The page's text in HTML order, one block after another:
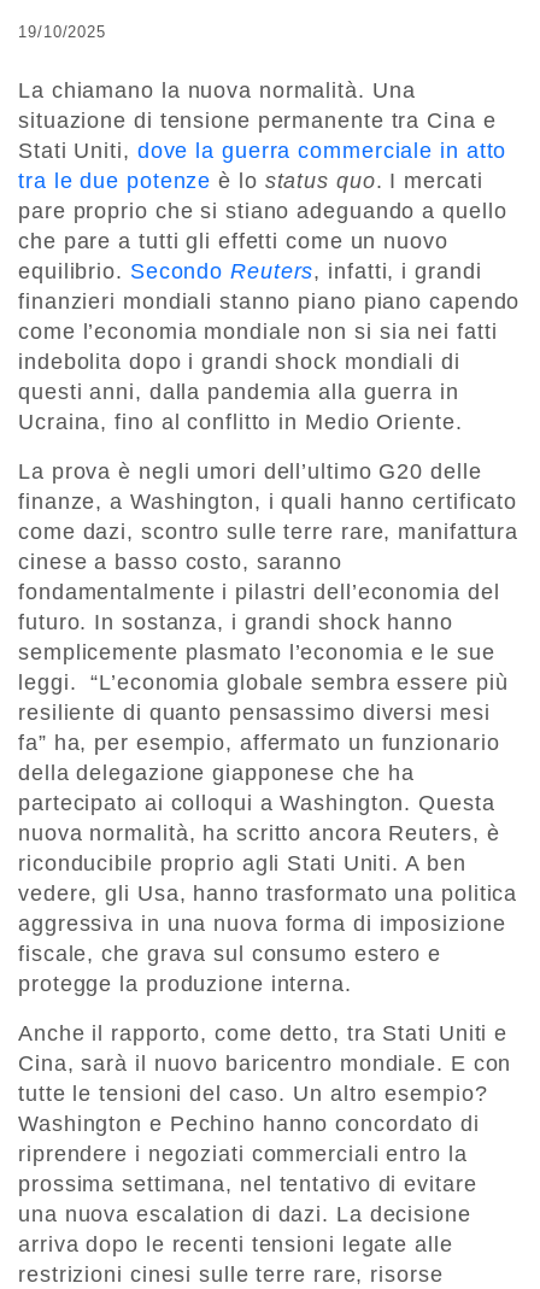
19/10/2025
La chiamano la nuova normalità. Una
situazione di tensione permanente tra Cina e
Stati Uniti, dove la guerra commerciale in atto
tra le due potenze è lo status quo. I mercati
pare proprio che si stiano adeguando a quello
che pare a tutti gli effetti come un nuovo
equilibrio. SecondoReuters, infatti, i grandi
finanzieri mondiali stanno piano piano capendo
come l’economia mondiale non si sia nei fatti
indebolita dopo i grandi shock mondiali di
questi anni, dalla pandemia alla guerra in
Ucraina, fino al conflitto in Medio Oriente.
La prova è negli umori dell’ultimo G20 delle
finanze, a Washington, i quali hanno certificato
come dazi, scontro sulle terre rare, manifattura
cinese a basso costo, saranno
fondamentalmente i pilastri dell’economia del
futuro. In sostanza, i grandi shock hanno
semplicemente plasmato l’economia e le sue
leggi. “L’economia globale sembra essere più
resiliente di quanto pensassimo diversi mesi
fa” ha, per esempio, affermato un funzionario
della delegazione giapponese che ha
partecipato ai colloqui a Washington. Questa
nuova normalità, ha scritto ancora Reuters, è
riconducibile proprio agli Stati Uniti. A ben
vedere, gli Usa, hanno trasformato una politica
aggressiva in una nuova forma di imposizione
fiscale, che grava sul consumo estero e
protegge la produzione interna.
Anche il rapporto, come detto, tra Stati Uniti e
Cina, sarà il nuovo baricentro mondiale. E con
tutte le tensioni del caso. Un altro esempio?
Washington e Pechino hanno concordato di
riprendere i negoziati commerciali entro la
prossima settimana, nel tentativo di evitare
una nuova escalation di dazi. La decisione
arriva dopo le recenti tensioni legate alle
restrizioni cinesi sulle terre rare, risorse